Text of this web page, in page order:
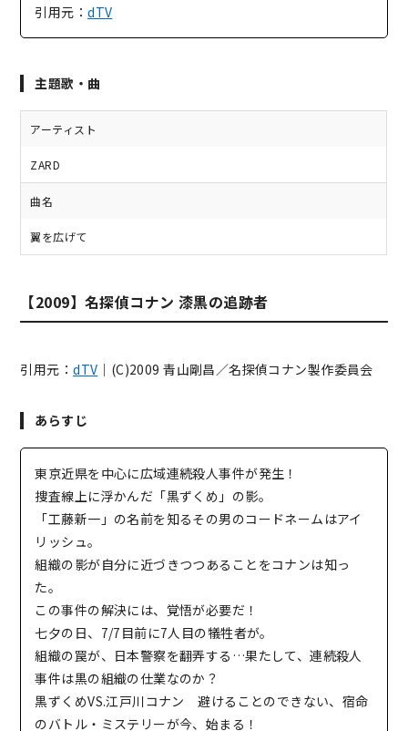
引用元：dTV
主題歌・曲
アーティスト
ZARD
曲名
翼を広げて
【2009】名探偵コナン 漆黒の追跡者
引用元：dTV ｜(C)2009 青山剛昌／名探偵コナン製作委員会
あらすじ
東京近県を中心に広域連続殺人事件が発生！
捜査線上に浮かんだ「黒ずくめ」の影。
「工藤新一」の名前を知るその男のコードネームはアイ
リッシュ。
組織の影が自分に近づきつつあることをコナンは知っ
た。
この事件の解決には、覚悟が必要だ！
七夕の日、7/7目前に7人目の犠牲者が。
組織の罠が、日本警察を翻弄する…果たして、連続殺人
事件は黒の組織の仕業なのか？
黒ずくめVS.江戸川コナン 避けることのできない、宿命
のバトル・ミステリーが今、始まる！